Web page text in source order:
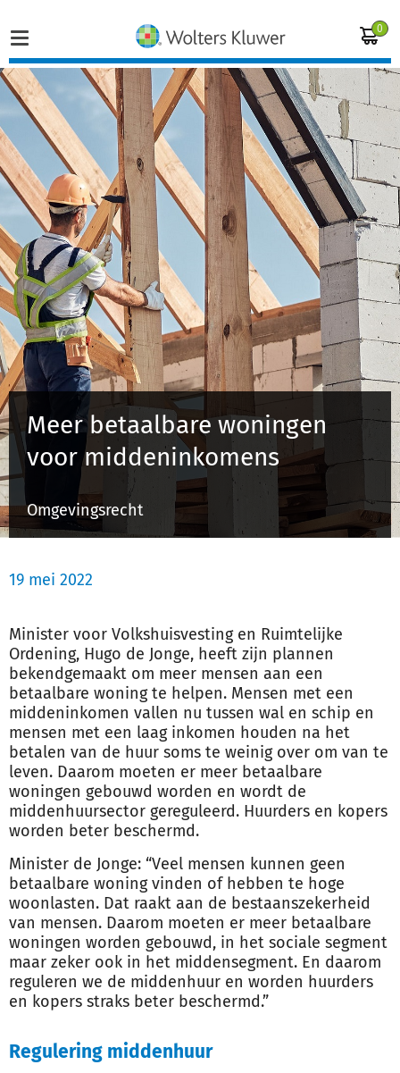
0
Home
Vakgebieden
Actueel
Producten
Opleidingen
Juridisch advies
Inloggen op de kennisbank
Inloggen
Meer betaalbare woningen
voor middeninkomens
Omgevingsrecht
19 mei 2022
Minister voor Volkshuisvesting en Ruimtelijke
Ordening, Hugo de Jonge, heeft zijn plannen
bekendgemaakt om meer mensen aan een
betaalbare woning te helpen. Mensen met een
middeninkomen vallen nu tussen wal en schip en
mensen met een laag inkomen houden na het
betalen van de huur soms te weinig over om van te
leven. Daarom moeten er meer betaalbare
woningen gebouwd worden en wordt de
middenhuursector gereguleerd. Huurders en kopers
worden beter beschermd.
Minister de Jonge: “Veel mensen kunnen geen
betaalbare woning vinden of hebben te hoge
woonlasten. Dat raakt aan de bestaanszekerheid
van mensen. Daarom moeten er meer betaalbare
woningen worden gebouwd, in het sociale segment
maar zeker ook in het middensegment. En daarom
reguleren we de middenhuur en worden huurders
en kopers straks beter beschermd.”
Regulering middenhuur